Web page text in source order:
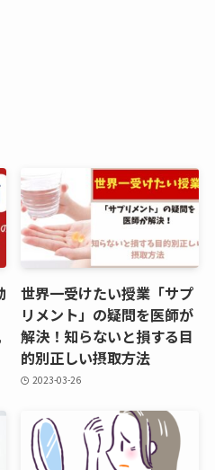
世界一受けたい授業「サプ
リメント」の疑問を医師が
解決！知らないと損する目
的別正しい摂取方法
2023-03-26